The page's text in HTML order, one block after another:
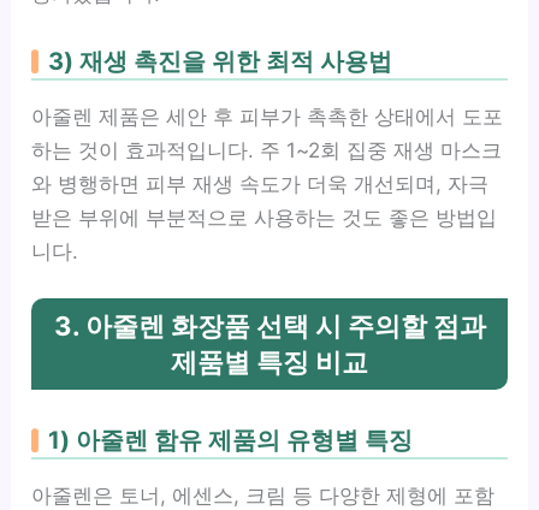
3) 재생 촉진을 위한 최적 사용법
아줄렌 제품은 세안 후 피부가 촉촉한 상태에서 도포
하는 것이 효과적입니다. 주 1~2회 집중 재생 마스크
와 병행하면 피부 재생 속도가 더욱 개선되며, 자극
받은 부위에 부분적으로 사용하는 것도 좋은 방법입
니다.
3. 아줄렌 화장품 선택 시 주의할 점과
제품별 특징 비교
1) 아줄렌 함유 제품의 유형별 특징
아줄렌은 토너, 에센스, 크림 등 다양한 제형에 포함